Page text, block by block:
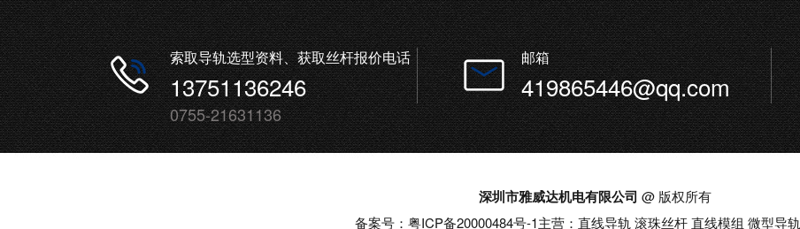
索取导轨选型资料、获取丝杆报价电话
13751136246
0755-21631136
邮箱
419865446@qq.com
深圳市雅威达机电有限公司 @ 版权所有
备案号： 粤ICP备20000484号-1主营：直线导轨 滚珠丝杆 直线模组 微型导轨